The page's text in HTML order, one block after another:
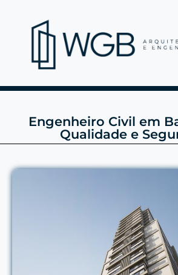
Engenheiro Civil em
Qualidade e